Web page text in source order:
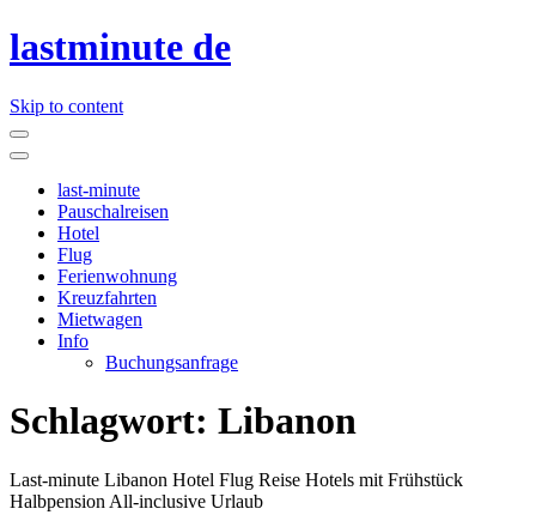
lastminute de
Skip to content
last-minute
Pauschalreisen
Hotel
Flug
Ferienwohnung
Kreuzfahrten
Mietwagen
Info
Buchungsanfrage
Schlagwort: Libanon
Last-minute Libanon Hotel Flug Reise Hotels mit Frühstück
Halbpension All-inclusive Urlaub